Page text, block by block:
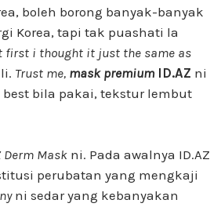
boleh borong banyak-banyak
Korea, tapi tak puashati la
first i thought it just the same as
Trust me, mask premiumID.AZ ni
bila pakai, tekstur lembut
Derm Maskni. Pada awalnya ID.AZ
perubatan yang mengkaji
ni sedar yang kebanyakan